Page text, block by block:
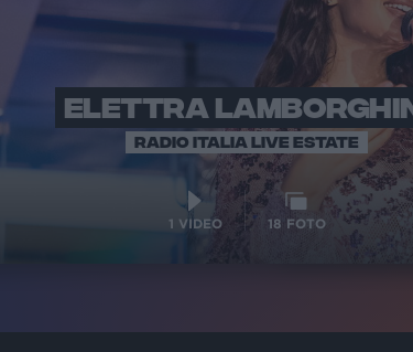
ELETTRA
RADIO ITALIA LIVE ESTATE
1 VIDEO 18 FOTO